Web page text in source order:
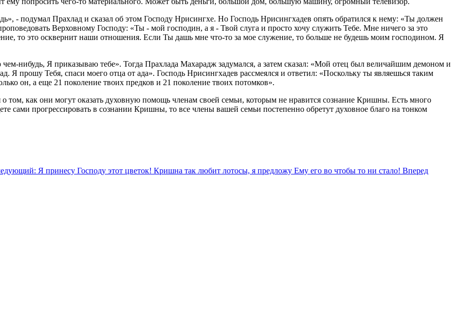
- подумал Прахлад и сказал об этом Господу Нрисингхе. Но Господь Нрисингхадев опять обратился к нему: «Ты должен
Верховному Господу: «Ты - мой господин, а я - Твой слуга и просто хочу служить Тебе. Мне ничего за это
то это осквернит наши отношения. Если Ты дашь мне что-то за мое служение, то больше не будешь моим господином. Я
нибудь, Я приказываю тебе». Тогда Прахлада Махарадж задумался, а затем сказал: «Мой отец был величайшим демоном и
Я прошу Тебя, спаси моего отца от ада». Господь Нрисингхадев рассмеялся и ответил: «Поскольку ты являешься таким
он, а еще 21 поколение твоих предков и 21 поколение твоих потомков».
как они могут оказать духовную помощь членам своей семьи, которым не нравится сознание Кришны. Есть много
сами прогрессировать в сознании Кришны, то все члены вашей семьи постепенно обретут духовное благо на тонком
Я принесу Господу этот цветок! Кришна так любит лотосы, я предложу Ему его во чтобы то ни стало! Вперед